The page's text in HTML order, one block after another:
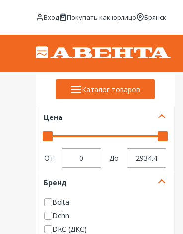
Вход Покупать как юрлицо Брянск
Каталог товаров
Цена
От До
Бренд
Bolta
Dehn
DKC (ДКС)